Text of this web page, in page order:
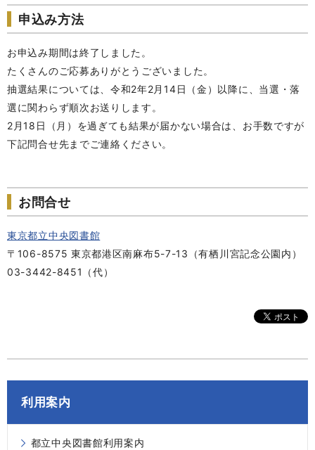
申込み方法
お申込み期間は終了しました。
たくさんのご応募ありがとうございました。
抽選結果については、令和2年2月14日（金）以降に、当選・落
選に関わらず順次お送りします。
2月18日（月）を過ぎても結果が届かない場合は、お手数ですが
下記問合せ先までご連絡ください。
お問合せ
東京都立中央図書館
〒106-8575 東京都港区南麻布5-7-13（有栖川宮記念公園内）
03-3442-8451（代）
利用案内
都立中央図書館利用案内